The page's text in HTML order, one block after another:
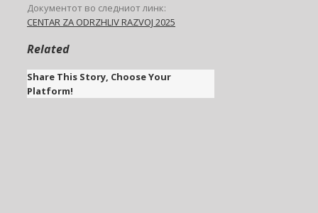
Документот во следниот линк:
CENTAR ZA ODRZHLIV RAZVOJ 2025
Related
Share This Story, Choose Your
Platform!